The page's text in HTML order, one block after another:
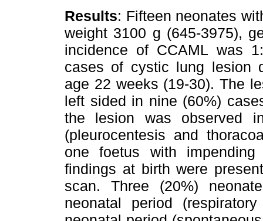
Results: Fifteen neonates
weight 3100 g (645-3975),
incidence of CCAML was
cases of cystic lung lesion
age 22 weeks (19-30). The
left sided in nine (60%)
the lesion was observed
(pleurocentesis and
one foetus with
findings at birth were
scan. Three (20%)
neonatal period